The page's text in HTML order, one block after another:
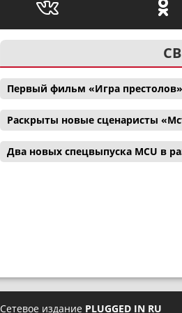
Первый фильм «Игра
Раскрыты новые сценаристы
Два новых спецвыпуска MCU в
Сетевое издание PLUGGED IN RU